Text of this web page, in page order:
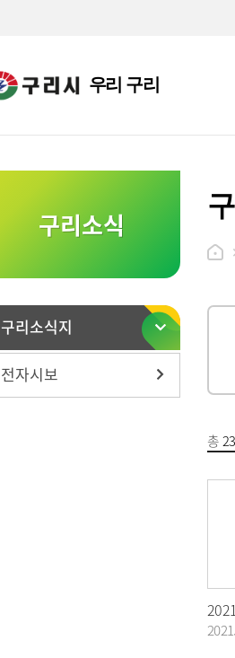
우리 구리
구리소식
구리소식지
전자시보
총